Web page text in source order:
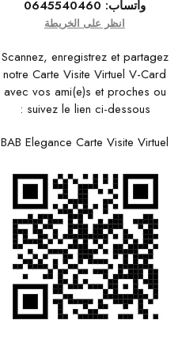
واتساب: 0645540460
انظر على الخريطة
Scannez, enregistrez et partagez
notre Carte Visite Virtuel V-Card
avec vos ami(e)s et proches ou
suivez le lien ci-dessous :
BAB Elegance Carte Visite Virtuel